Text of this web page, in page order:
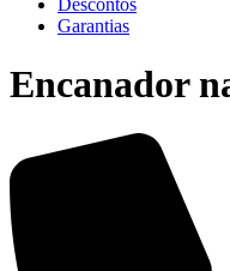
Descontos
Garantias
Encanador